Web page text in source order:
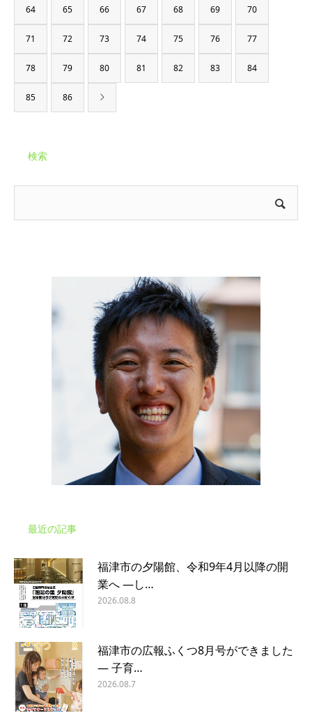
64 65 66 67 68 69 70
71 72 73 74 75 76 77
78 79 80 81 82 83 84
85 86
検索
最近の記事
福津市の夕陽館、令和9年4月以降の開
業へ ―し…
2026.08.8
福津市の広報ふくつ8月号ができました
― 子育…
2026.08.7